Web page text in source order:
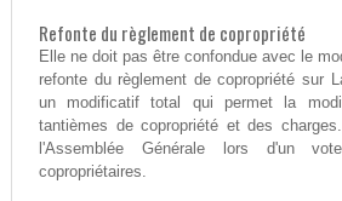
Refonte du règlement de copropriété
Elle ne doit pas être confondue avec le
refonte du règlement de copropriété sur
un modificatif total qui permet la
tantièmes de copropriété et des
l'Assemblée Générale lors d'un
copropriétaires.